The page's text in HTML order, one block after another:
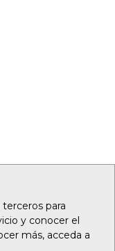
para
y conocer el
más, acceda a